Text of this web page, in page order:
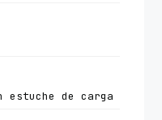
estuche de carga